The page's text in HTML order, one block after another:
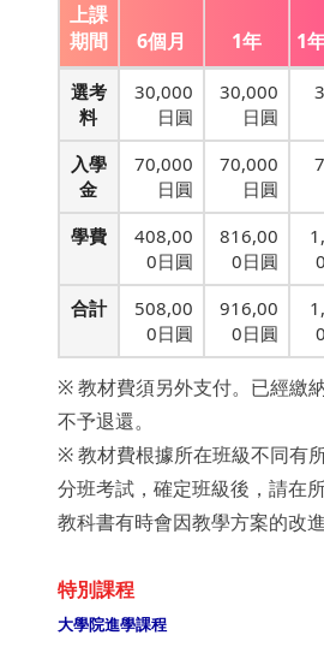
上課
期間
6個月 1年 1
選考
料
30,000
日圓
30,000
日圓
入學
金
70,000
日圓
70,000
日圓
學費
408,00
0日圓
816,00
0日圓
合計
508,00
0日圓
916,00
0日圓
※ 教材費須另外支付。已經繳
不予退還。
※ 教材費根據所在班級不同有
分班考試，確定班級後，請在
教科書有時會因教學方案的改
特別課程
大學院進學課程